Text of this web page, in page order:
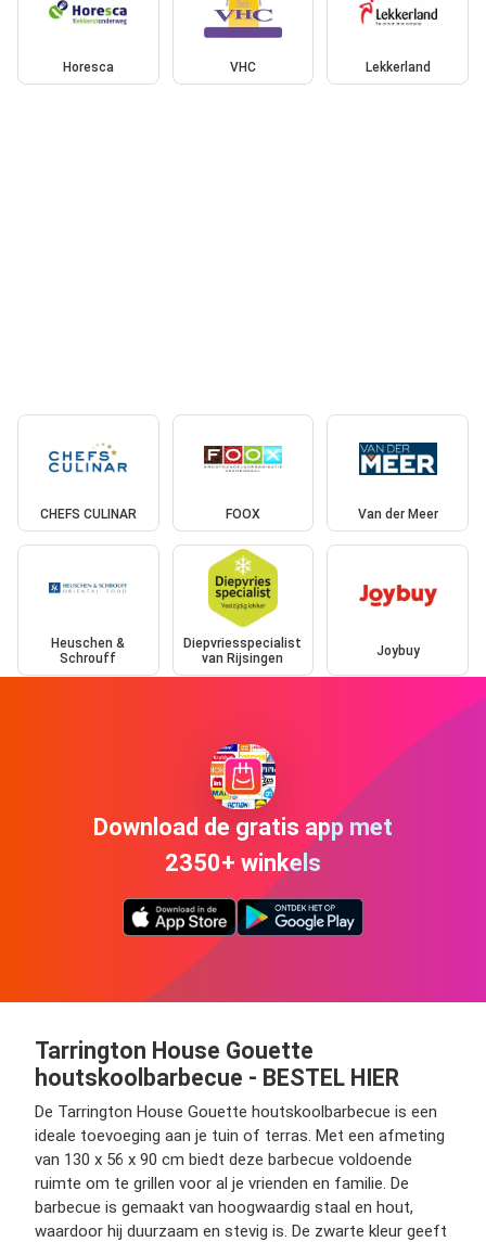
Horesca VHC Lekkerland
CHEFS CULINAR FOOX Van der Meer
Heuschen &
Schrouff
Diepvriesspecialist
van Rijsingen
Joybuy
Download de gratis app met
2350+ winkels
Tarrington House Gouette
houtskoolbarbecue - BESTEL HIER
De Tarrington House Gouette houtskoolbarbecue is een
ideale toevoeging aan je tuin of terras. Met een afmeting
van 130 x 56 x 90 cm biedt deze barbecue voldoende
ruimte om te grillen voor al je vrienden en familie. De
barbecue is gemaakt van hoogwaardig staal en hout,
waardoor hij duurzaam en stevig is. De zwarte kleur geeft